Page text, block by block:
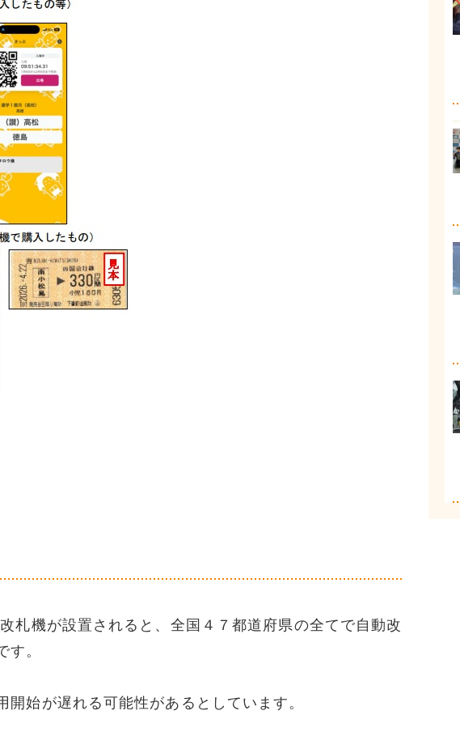
機が設置されると、全国４７都道府県の全てで自動改
す。
始が遅れる可能性があるとしています。